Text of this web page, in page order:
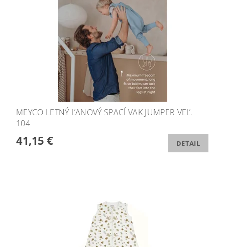
MEYCO LETNÝ ĽANOVÝ SPACÍ VAK JUMPER VEĽ.
104
41,15 € DETAIL